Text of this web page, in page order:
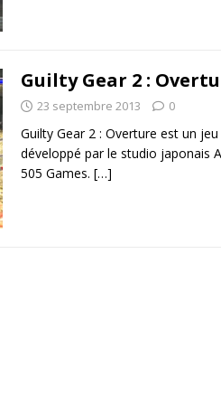
Guilty Gear 2 :
23 septembre 2013 0
Guilty Gear 2 : Overture est un
développé par le studio japonais
505 Games. […]